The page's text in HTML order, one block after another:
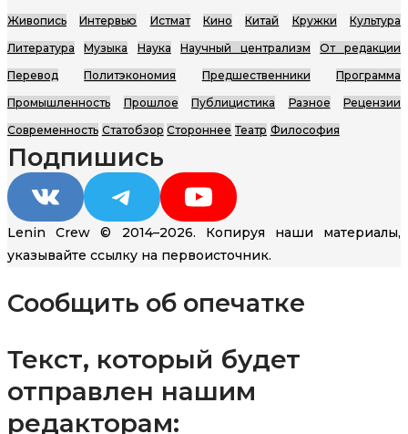
Живопись Интервью Истмат Кино Китай Кружки
Культура
Литература
Музыка Наука Научный централизм
От редакции
Перевод
Политэкономия Предшественники
Программа
Промышленность
Прошлое Публицистика Разное
Рецензии
Современность Статобзор Стороннее Театр Философия
Подпишись
VK TelegramYouTube
Lenin Crew © 2014–2026. Копируя наши материалы,
указывайте ссылку на первоисточник.
Сообщить об опечатке
Текст, который будет
отправлен нашим
редакторам: